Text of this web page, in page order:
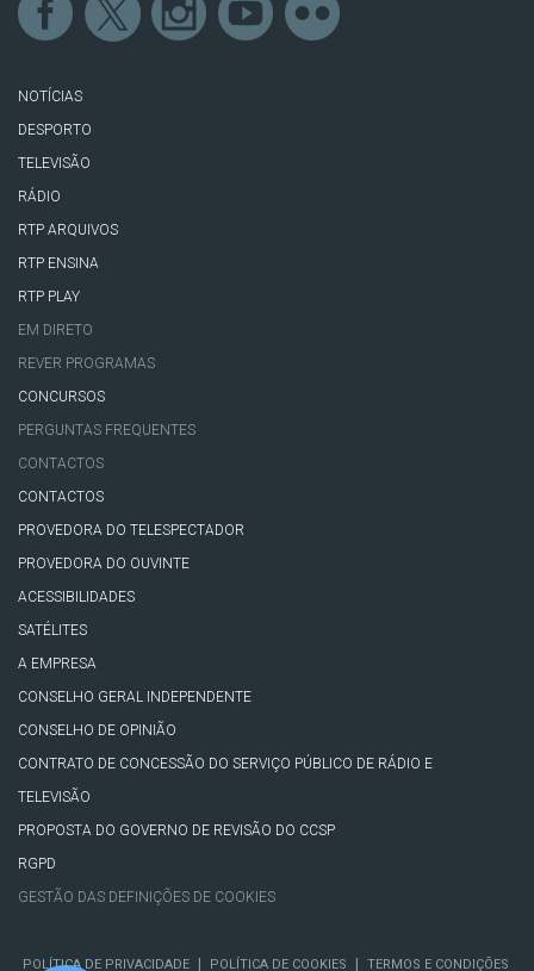
NOTÍCIAS
DESPORTO
TELEVISÃO
RÁDIO
RTP ARQUIVOS
RTP ENSINA
RTP PLAY
EM DIRETO
REVER PROGRAMAS
CONCURSOS
PERGUNTAS FREQUENTES
CONTACTOS
CONTACTOS
PROVEDORA DO TELESPECTADOR
PROVEDORA DO OUVINTE
ACESSIBILIDADES
SATÉLITES
A EMPRESA
CONSELHO GERAL INDEPENDENTE
CONSELHO DE OPINIÃO
CONTRATO DE CONCESSÃO DO SERVIÇO PÚBLICO DE RÁDIO E
TELEVISÃO
PROPOSTA DO GOVERNO DE REVISÃO DO CCSP
RGPD
GESTÃO DAS DEFINIÇÕES DE COOKIES
POLÍTICA DE PRIVACIDADE | POLÍTICA DE COOKIES | TERMOS E CONDIÇÕES